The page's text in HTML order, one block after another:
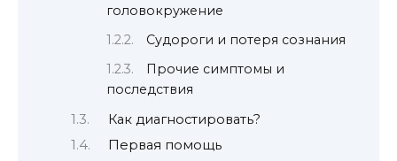
головокружение
Судороги и потеря сознания
Прочие симптомы и
последствия
Как диагностировать?
Первая помощь